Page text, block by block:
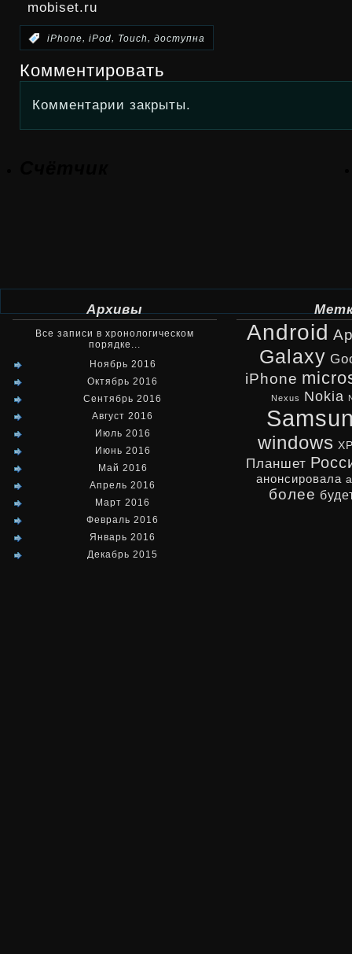
mobiset.ru
iPhone, iPod, Touch, доступна
Комментировать
Комментарии закрыты.
Архивы
Все записи в хронологическом
порядке...
Ноябрь 2016
Октябрь 2016
Сентябрь 2016
Август 2016
Июль 2016
Июнь 2016
Май 2016
Апрель 2016
Март 2016
Февраль 2016
Январь 2016
Декабрь 2015
Android
Galaxy
iPhone
Nexus Nokia
windows
Планшет
анонсировала
более